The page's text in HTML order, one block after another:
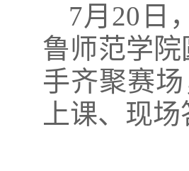
7月20日
鲁师范学
手齐聚赛
上课、现